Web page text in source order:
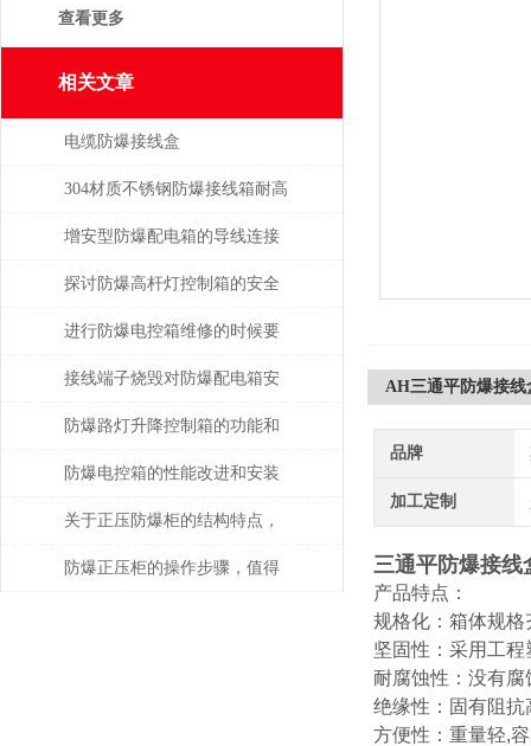
AH三通平防爆接线
品牌
加工定制
三通平防爆接线
产品特点：
规格化：箱体规
坚固性：采用工程
耐腐蚀性：没有
绝缘性：固有阻抗
方便性：重量轻,
查看更多
相关文章
电缆防爆接线盒
304材质不锈钢防爆接线箱耐高
温多少
增安型防爆配电箱的导线连接
探讨防爆高杆灯控制箱的安全
性与实用性
进行防爆电控箱维修的时候要
注意什么呢?
接线端子烧毁对防爆配电箱安
全有何影响？
防爆路灯升降控制箱的功能和
优势解析
防爆电控箱的性能改进和安装
介绍
关于正压防爆柜的结构特点，
你了解多少呢？
防爆正压柜的操作步骤，值得